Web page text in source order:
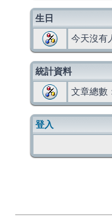
生日
今天沒有
統計資料
文章總數
登入